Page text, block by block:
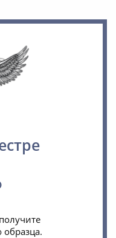
образца.